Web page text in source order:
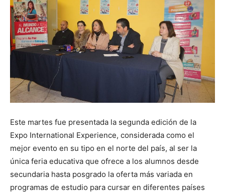
Este martes fue presentada la segunda edición de la
Expo International Experience, considerada como el
mejor evento en su tipo en el norte del país, al ser la
única feria educativa que ofrece a los alumnos desde
secundaria hasta posgrado la oferta más variada en
programas de estudio para cursar en diferentes países